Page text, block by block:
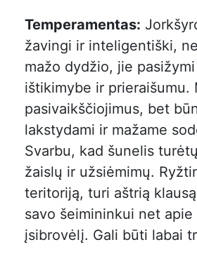
Temperamentas:
žavingi ir inteligentiški,
mažo dydžio, jie pasižymi
ištikimybe ir prieraišumu.
pasivaikščiojimus, bet
lakstydami ir mažame
Svarbu, kad šunelis
žaislų ir užsiėmimų.
teritoriją, turi aštrią
savo šeimininkui net
įsibrovėlį. Gali būti labai